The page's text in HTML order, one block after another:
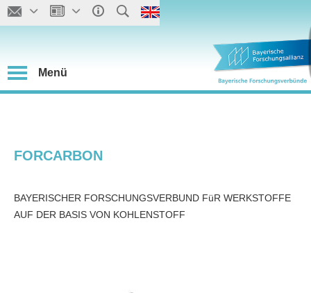
Menü
FORCARBON
BAYERISCHER FORSCHUNGSVERBUND FüR WERKSTOFFE
AUF DER BASIS VON KOHLENSTOFF